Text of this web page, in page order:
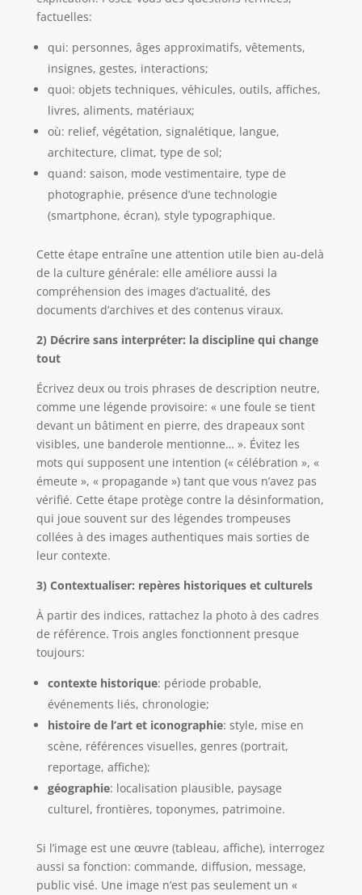
factuelles:
qui: personnes, âges approximatifs, vêtements,
insignes, gestes, interactions;
quoi: objets techniques, véhicules, outils, affiches,
livres, aliments, matériaux;
où: relief, végétation, signalétique, langue,
architecture, climat, type de sol;
quand: saison, mode vestimentaire, type de
photographie, présence d’une technologie
(smartphone, écran), style typographique.
Cette étape entraîne une attention utile bien au-delà
de la culture générale: elle améliore aussi la
compréhension des images d’actualité, des
documents d’archives et des contenus viraux.
2) Décrire sans interpréter: la discipline qui change
tout
Écrivez deux ou trois phrases de description neutre,
comme une légende provisoire: « une foule se tient
devant un bâtiment en pierre, des drapeaux sont
visibles, une banderole mentionne… ». Évitez les
mots qui supposent une intention (« célébration », «
émeute », « propagande ») tant que vous n’avez pas
vérifié. Cette étape protège contre la désinformation,
qui joue souvent sur des légendes trompeuses
collées à des images authentiques mais sorties de
leur contexte.
3) Contextualiser: repères historiques et culturels
À partir des indices, rattachez la photo à des cadres
de référence. Trois angles fonctionnent presque
toujours:
contexte historique: période probable,
événements liés, chronologie;
histoire de l’art et iconographie: style, mise en
scène, références visuelles, genres (portrait,
reportage, affiche);
géographie: localisation plausible, paysage
culturel, frontières, toponymes, patrimoine.
Si l’image est une œuvre (tableau, affiche), interrogez
aussi sa fonction: commande, diffusion, message,
public visé. Une image n’est pas seulement un «